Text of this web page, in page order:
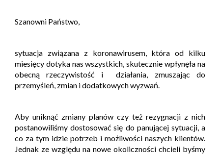
Szanowni Państwo,
sytuacja związana z koronawirusem, która od kilku
miesięcy dotyka nas wszystkich, skutecznie wpłynęła na
obecną rzeczywistość i działania, zmuszając do
przemyśleń, zmian i dodatkowych wyzwań.
Aby uniknąć zmiany planów czy też rezygnacji z nich
postanowiliśmy dostosować się do panującej sytuacji, a
co za tym idzie potrzeb i możliwości naszych klientów.
Jednak ze względu na nowe okoliczności chcieli byśmy